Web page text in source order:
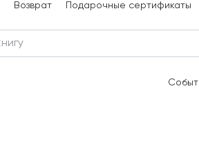
Возврат Подарочные сертификаты